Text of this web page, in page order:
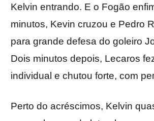
Kelvin entrando. E o Fogão
minutos, Kevin cruzou e Pedro
para grande defesa do goleiro
Dois minutos depois, Lecaros
individual e chutou forte, com
Perto do acréscimos, Kelvin